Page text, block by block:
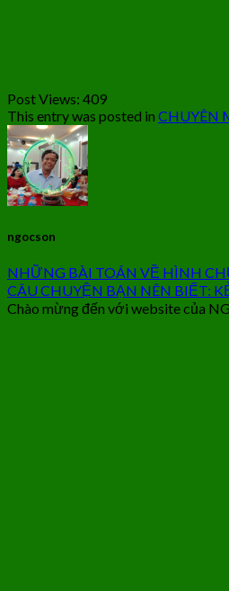
Post Views: 409
This entry was posted in CHUYÊN
ngocson
NHỮNG BÀI TOÁN VỀ HÌNH
CÂU CHUYỆN BẠN NÊN BIẾT:
Chào mừng đến với website của